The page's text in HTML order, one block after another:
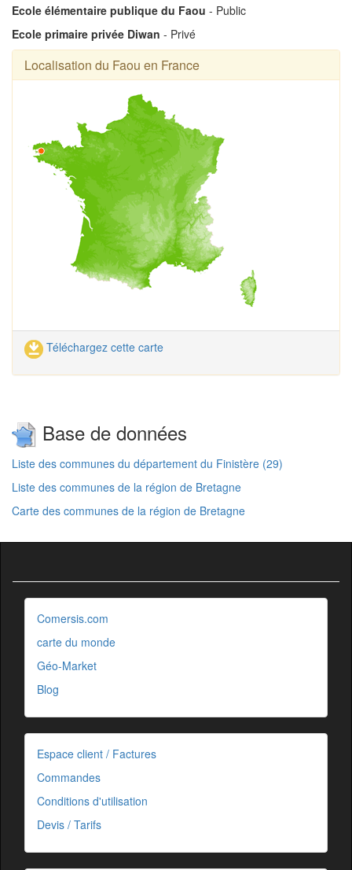
Ecole élémentaire publique du Faou - Public
Ecole primaire privée Diwan - Privé
Localisation du Faou en France
Téléchargez cette carte
Base de données
Liste des communes du département du Finistère (29)
Liste des communes de la région de Bretagne
Carte des communes de la région de Bretagne
Comersis.com
carte du monde
Géo-Market
Blog
Espace client / Factures
Commandes
Conditions d'utilisation
Devis / Tarifs